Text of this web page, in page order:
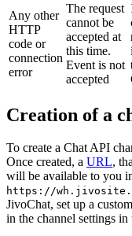
Any other
HTTP
code or
connection
error
The request
cannot be
accepted at
this time.
Event is not
accepted
Creation of a
To create a Chat API
Once created, a URL,
will be available to you
https://
JivoChat, set up a
in the channel settings in